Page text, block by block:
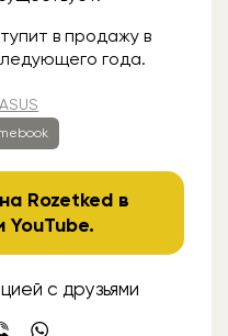
в продажу в
года.
ASUS
Rozetked в
YouTube.
с друзьями